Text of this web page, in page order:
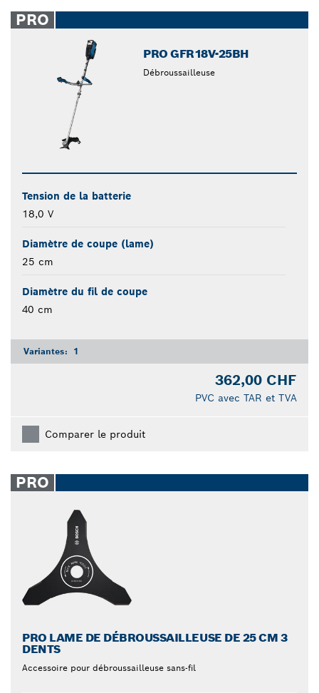
PRO
PRO GFR18V-25BH
Débroussailleuse
Tension de la batterie
18,0 V
Diamètre de coupe (lame)
25 cm
Diamètre du fil de coupe
40 cm
Variantes: 1
362,00 CHF
PVC avec TAR et TVA
Comparer le produit
PRO
PRO LAME DE DÉBROUSSAILLEUSE DE 25 CM 3
DENTS
Accessoire pour débroussailleuse sans-fil